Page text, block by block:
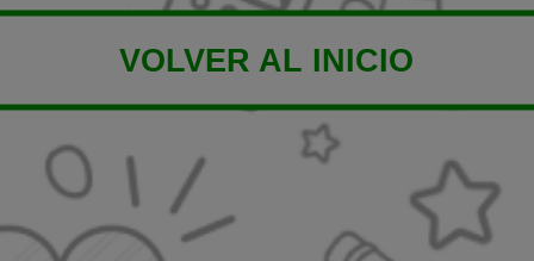
VOLVER AL INICIO